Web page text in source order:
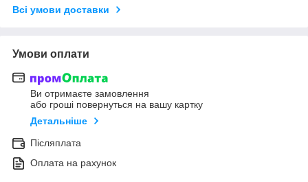
Всі умови доставки
Умови оплати
Ви отримаєте замовлення
або гроші повернуться на вашу картку
Детальніше
Післяплата
Оплата на рахунок